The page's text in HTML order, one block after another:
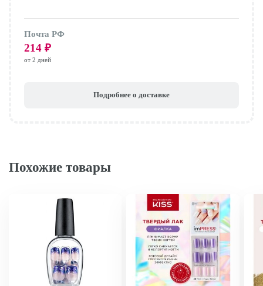
Почта РФ
214 ₽
от 2 дней
Подробнее о доставке
Похожие товары